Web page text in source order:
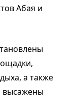
Абая и
а также
высажены